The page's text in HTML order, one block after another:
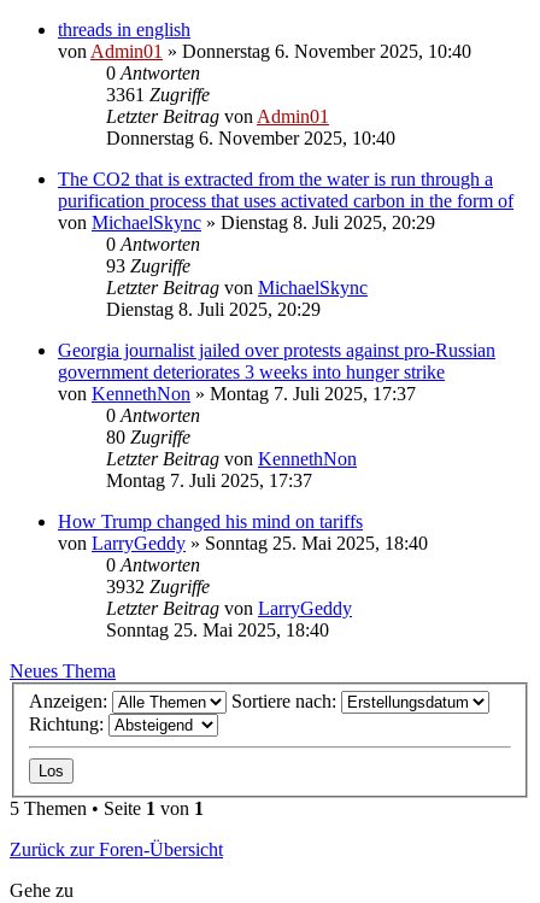
threads in english
von Admin01 » Donnerstag 6. November 2025, 10:40
0 Antworten
3361 Zugriffe
Letzter Beitrag von Admin01
Donnerstag 6. November 2025, 10:40
The CO2 that is extracted from the water is run through a
purification process that uses activated carbon in the form of
von MichaelSkync » Dienstag 8. Juli 2025, 20:29
0 Antworten
93 Zugriffe
Letzter Beitrag von MichaelSkync
Dienstag 8. Juli 2025, 20:29
Georgia journalist jailed over protests against pro-Russian
government deteriorates 3 weeks into hunger strike
von KennethNon » Montag 7. Juli 2025, 17:37
0 Antworten
80 Zugriffe
Letzter Beitrag von KennethNon
Montag 7. Juli 2025, 17:37
How Trump changed his mind on tariffs
von LarryGeddy » Sonntag 25. Mai 2025, 18:40
0 Antworten
3932 Zugriffe
Letzter Beitrag von LarryGeddy
Sonntag 25. Mai 2025, 18:40
Neues Thema
Anzeigen:
Sortiere nach:
Richtung:
5 Themen • Seite 1 von 1
Zurück zur Foren-Übersicht
Gehe zu